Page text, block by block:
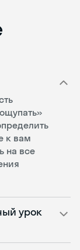
к вам
на все
урок